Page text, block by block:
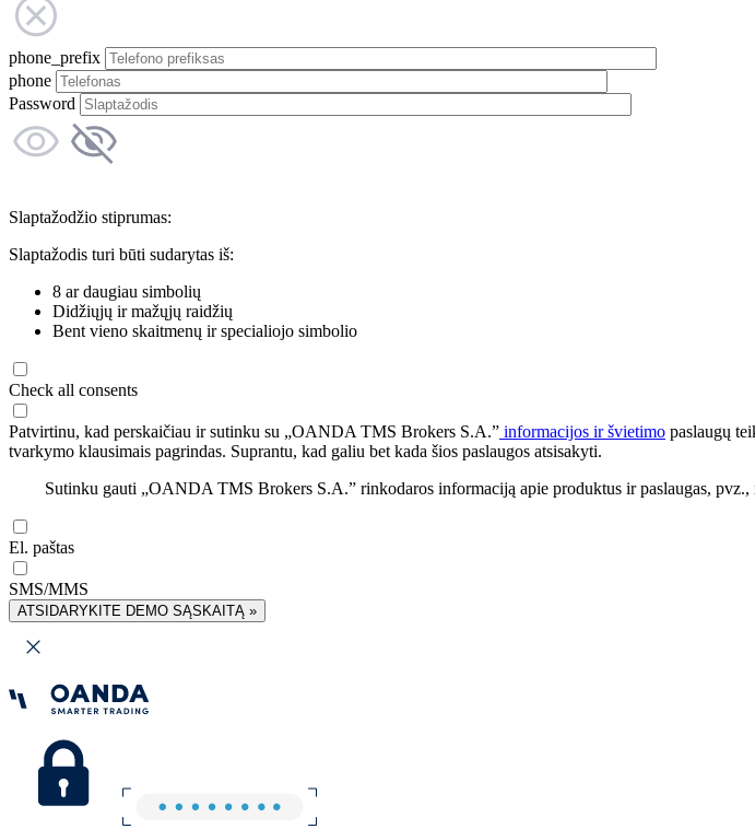
phone_prefix
phone
Password
Slaptažodžio stiprumas:
Slaptažodis turi būti sudarytas iš:
8 ar daugiau simbolių
Didžiųjų ir mažųjų raidžių
Bent vieno skaitmenų ir specialiojo simbolio
Check all consents
Patvirtinu, kad perskaičiau ir sutinku su „OANDA TMS Brokers S.A.” informacijos ir švietimo paslaugų
tvarkymo klausimais pagrindas. Suprantu, kad galiu bet kada šios paslaugos atsisakyti.
Sutinku gauti „OANDA TMS Brokers S.A.” rinkodaros informaciją apie produktus ir paslaugas,
El. paštas
SMS/MMS
ATSIDARYKITE DEMO SĄSKAITĄ »